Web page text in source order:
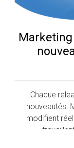
Chaque
nouveautés.
modifient